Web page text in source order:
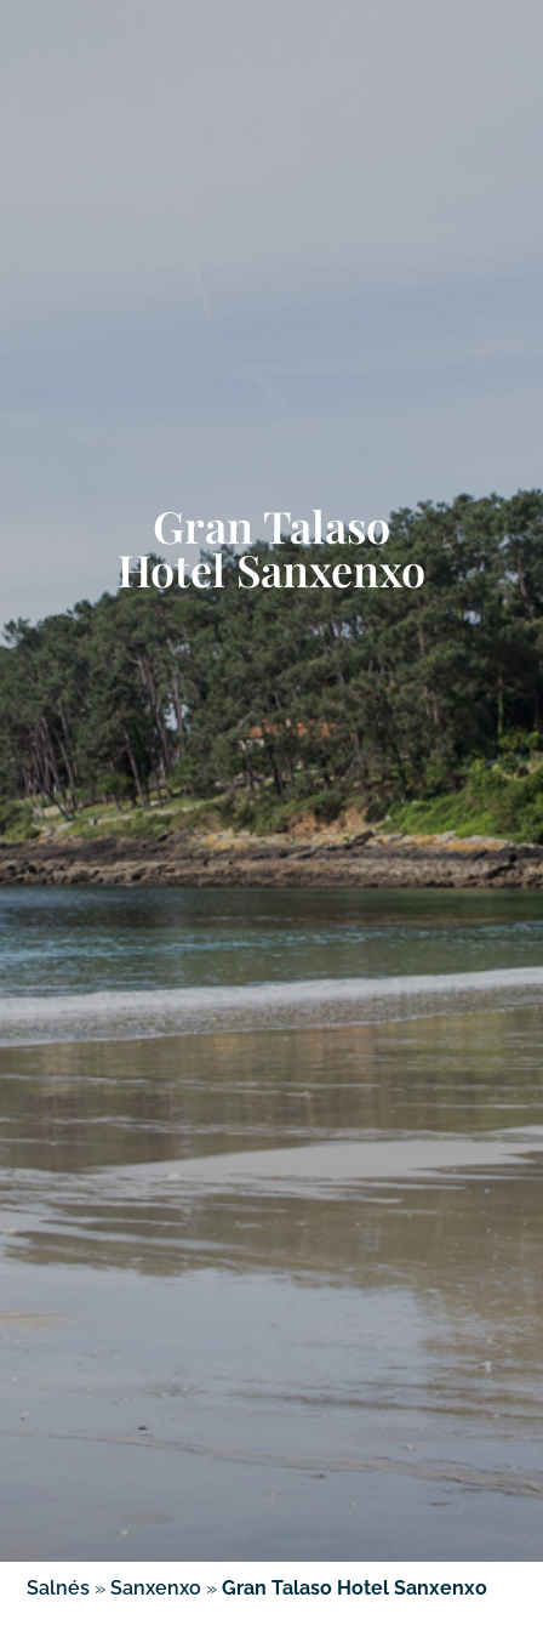
Gran Talaso
Hotel Sanxenxo
Salnés »Sanxenxo »Gran Talaso Hotel Sanxenxo